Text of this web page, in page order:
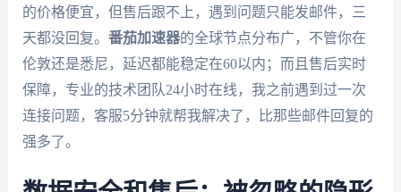
的价格便宜，但售后跟不上，遇到问题只能发邮件，三
天都没回复。 番茄加速器的全球节点分布广，不管你在
伦敦还是悉尼，延迟都能稳定在60以内；而且售后实时
保障，专业的技术团队24小时在线，我之前遇到过一次
连接问题，客服5分钟就帮我解决了，比那些邮件回复的
强多了。